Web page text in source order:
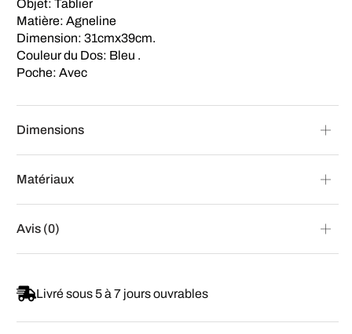
Objet: Tablier
Matière: Agneline
Dimension: 31cmx39cm.
Couleur du Dos: Bleu .
Poche: Avec
Dimensions
Matériaux
Avis (0)
Livré sous 5 à 7 jours ouvrables